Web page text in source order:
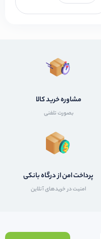
مشاوره خرید کالا
بصورت تلفنی
پرداخت امن از درگاه بانکی
امنیت در خریدهای آنلاین